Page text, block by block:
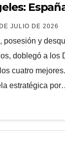
pasaje a
JULIO DE 2026
posesión y
doblegó a los
cuatro
estratégica